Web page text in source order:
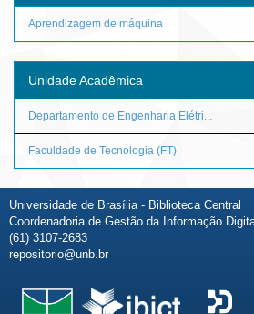
Aprendizagem de máquina
Unidade Acadêmica
Departamento de Engenharia Elétri...
Faculdade de Tecnologia (FT)
Universidade de Brasília - Biblioteca Central
Coordenadoria de Gestão da Informação
(61) 3107-2683
repositorio@unb.br